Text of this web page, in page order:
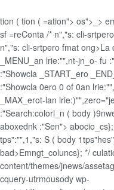
tion ( tion ( =ation"> os">_>
sf =reConta /* n","s: cli-
n","s: cli-srtpero fmat
_MENU_an lrie:"",nt-jn_o- fu
:"Showcla _START_ero
:"Showcla 0ero 0 of 0an
_MAX_erot-lan
:"Search:colorl_n ( body
aboxednk :"Sen">
tps":"",1,"s: S ( body
bad>Emngt_coluncs}; */
content/themes/jnews/
cquery-utrmousody wp-